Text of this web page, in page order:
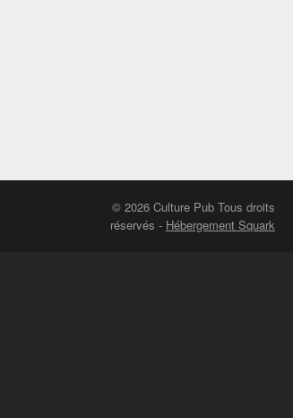
© 2026 Culture Pub Tous droits
réservés - Hébergement Squark